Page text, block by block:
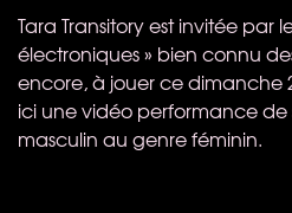
Tara Transitory est invitée par
électroniques » bien connu
encore, à jouer ce dimanche
ici une vidéo performance
masculin au genre féminin.